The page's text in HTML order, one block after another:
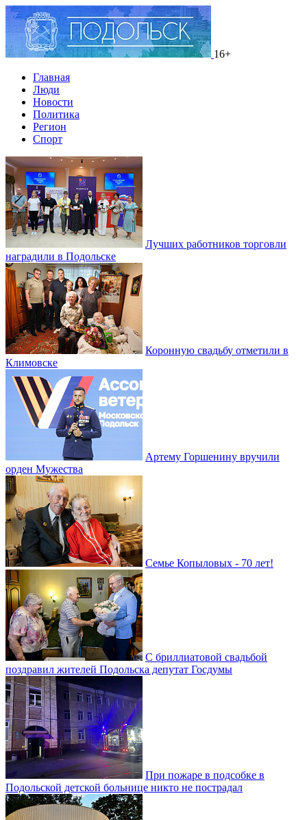
16+
Главная
Люди
Новости
Политика
Регион
Спорт
Лучших работников торговли
наградили в Подольске
Коронную свадьбу отметили в
Климовске
Артему Горшенину вручили
орден Мужества
Семье Копыловых - 70 лет!
С бриллиатовой свадьбой
поздравил жителей Подольска депутат Госдумы
При пожаре в подсобке в
Подольской детской больнице никто не пострадал